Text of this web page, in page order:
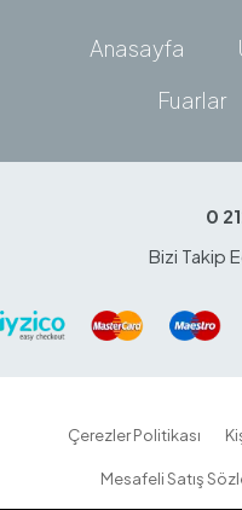
Anasayfa
Fuarlar
0
Bizi Takip
Çerezler Politikası
Mesafeli Satış